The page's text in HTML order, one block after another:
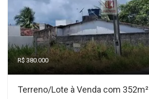
R$ 380.000
Terreno/Lote à Venda com 352m²